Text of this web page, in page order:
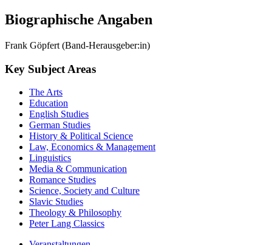
Biographische Angaben
Frank Göpfert (Band-Herausgeber:in)
Key Subject Areas
The Arts
Education
English Studies
German Studies
History & Political Science
Law, Economics & Management
Linguistics
Media & Communication
Romance Studies
Science, Society and Culture
Slavic Studies
Theology & Philosophy
Peter Lang Classics